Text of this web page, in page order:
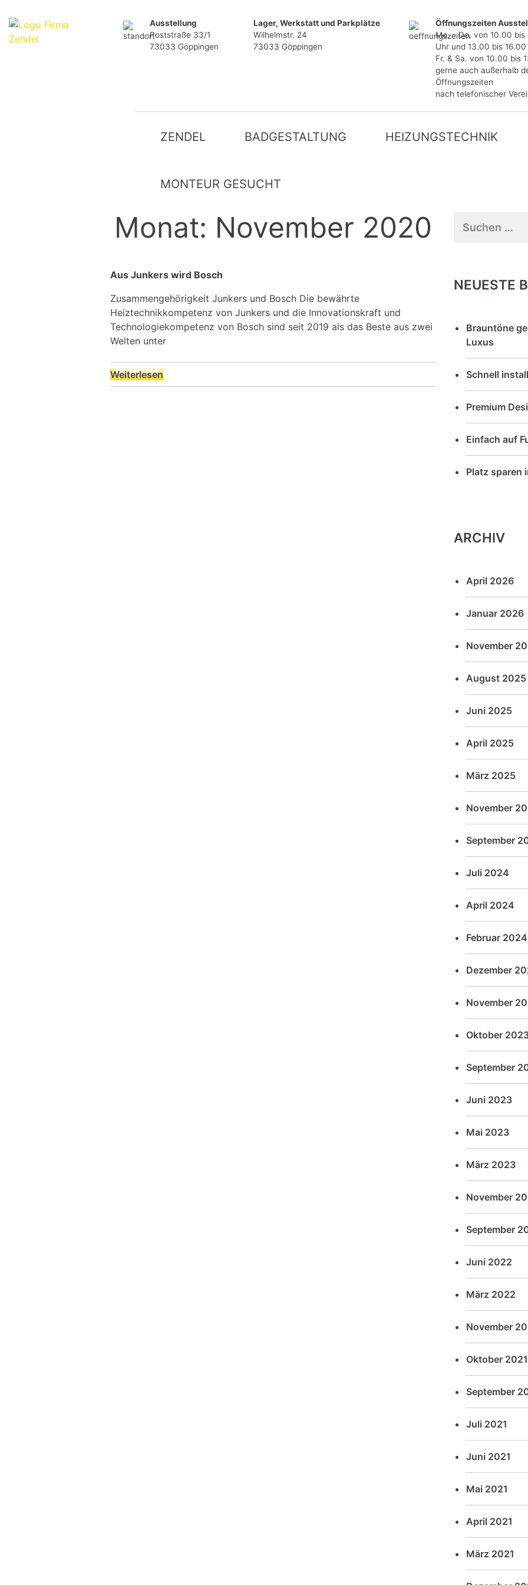
content
Ausstellung
Poststraße 33/1
73033 Göppingen
Lager, Werkstatt und Parkplätze
Wilhelmstr. 24
73033 Göppingen
Öffnungszeiten
Mo. – Do. von 10.00 bis
Uhr und 13.00 bis 16.00
Fr. & Sa. von 10.00 bis
gerne auch außerhalb
Öffnungszeiten
nach telefonischer
ZENDEL BADGESTALTUNG HEIZUNGSTECHNIK
MONTEUR GESUCHT
Monat: November 2020
Aus Junkers wird Bosch
Zusammengehörigkeit Junkers und Bosch Die bewährte
Heiztechnikkompetenz von Junkers und die Innovationskraft und
Technologiekompetenz von Bosch sind seit 2019 als das Beste aus zwei
Welten unter
Weiterlesen
nach:
NEUESTE
Brauntöne
Luxus
Schnell
Premium
Einfach auf
Platz sparen
ARCHIV
April 2026
Januar 2026
November
August 2025
Juni 2025
April 2025
März 2025
November
September
Juli 2024
April 2024
Februar 2024
Dezember
November
Oktober
September
Juni 2023
Mai 2023
März 2023
November
September
Juni 2022
März 2022
November
Oktober 2021
September
Juli 2021
Juni 2021
Mai 2021
April 2021
März 2021